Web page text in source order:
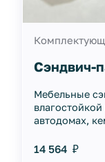
Сэндвич-
Мебельные
автодомах,
мм
14 564 ₽